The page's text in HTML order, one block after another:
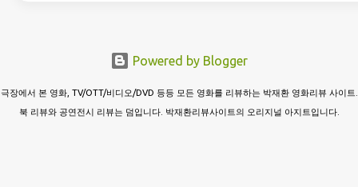
Powered by Blogger
극장에서 본 영화, TV/OTT/비디오/DVD 등등 모든 영화를 리뷰하는 박재환 영화리뷰 사이트.
북 리뷰와 공연전시 리뷰는 덤입니다. 박재환리뷰사이트의 오리지널 아지트입니다.